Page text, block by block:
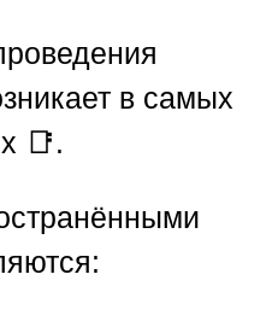
в самых
📑.